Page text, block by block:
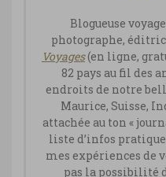
Blogueuse
photographe,
Voyages(en ligne,
82 pays au fil des
endroits de notre
Maurice, Suisse,
attachée au ton «
liste d’infos
mes expériences de
pas la possibilité